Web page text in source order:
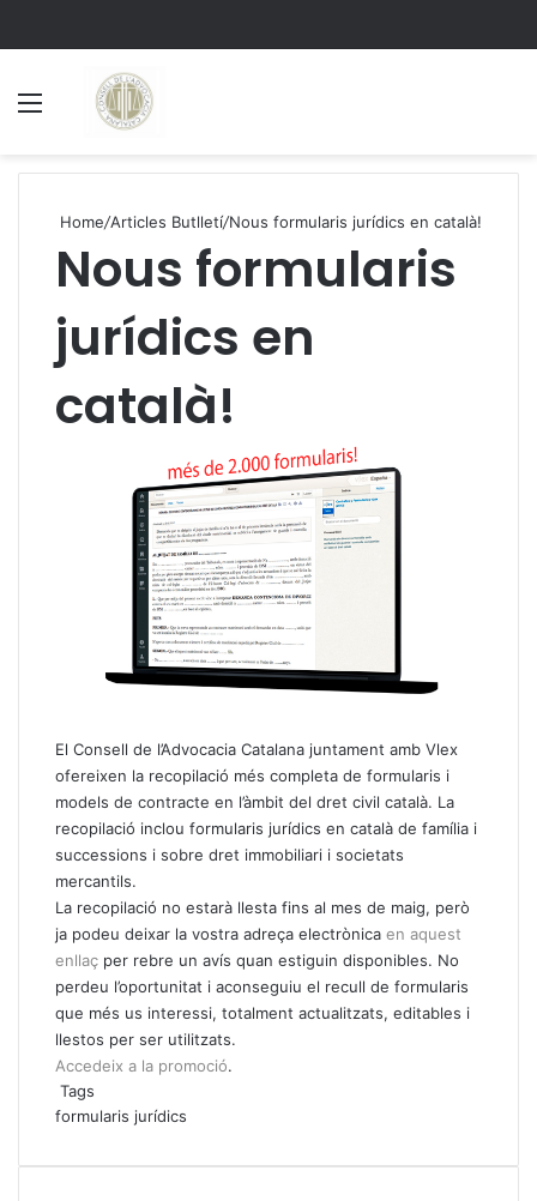
Home/Articles Butlletí/Nous formularis jurídics en català!
Nous formularis
jurídics en
català!
El Consell de l’Advocacia Catalana juntament amb Vlex
ofereixen la recopilació més completa de formularis i
models de contracte en l’àmbit del dret civil català. La
recopilació inclou formularis jurídics en català de família i
successions i sobre dret immobiliari i societats
mercantils.
La recopilació no estarà llesta fins al mes de maig, però
ja podeu deixar la vostra adreça electrònica en aquest
enllaç per rebre un avís quan estiguin disponibles. No
perdeu l’oportunitat i aconseguiu el recull de formularis
que més us interessi, totalment actualitzats, editables i
llestos per ser utilitzats.
Accedeix a la promoció.
Tags
formularis jurídics